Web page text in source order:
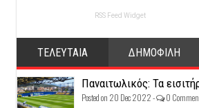
RSS Feed Widget
ΤΕΛΕΥΤΑΙΑ ΔΗΜΟΦΙΛΗ
Παναιτωλικός: Τα
Posted on 20 Dec 2022 - 0